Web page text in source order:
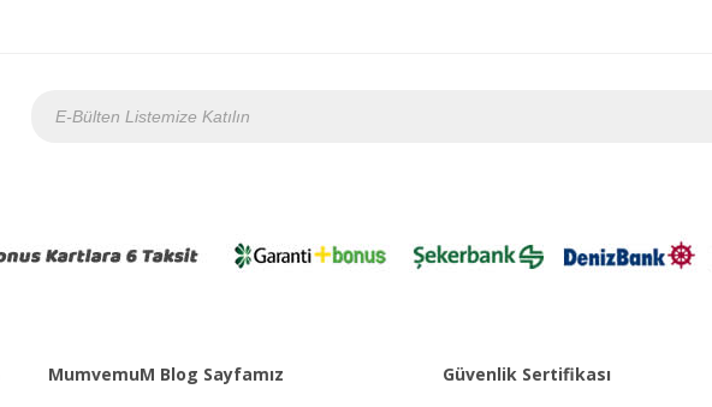
MumvemuM Blog Sayfamız Güvenlik Sertifikası